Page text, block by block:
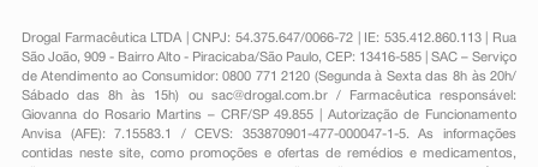
Drogal Farmacêutica LTDA | CNPJ: 54.375.647/0066-72 | IE: 535.412.860.113 | Rua
São João, 909 - Bairro Alto - Piracicaba/São Paulo, CEP: 13416-585 | SAC – Serviço
de Atendimento ao Consumidor: 0800 771 2120 (Segunda à Sexta das 8h às 20h/
Sábado das 8h às 15h) ou sac@drogal.com.br/ Farmacêutica responsável:
Giovanna do Rosario Martins – CRF/SP 49.855 | Autorização de Funcionamento
Anvisa (AFE): 7.15583.1 / CEVS: 353870901-477-000047-1-5. As informações
contidas neste site, como promoções e ofertas de remédios e medicamentos,